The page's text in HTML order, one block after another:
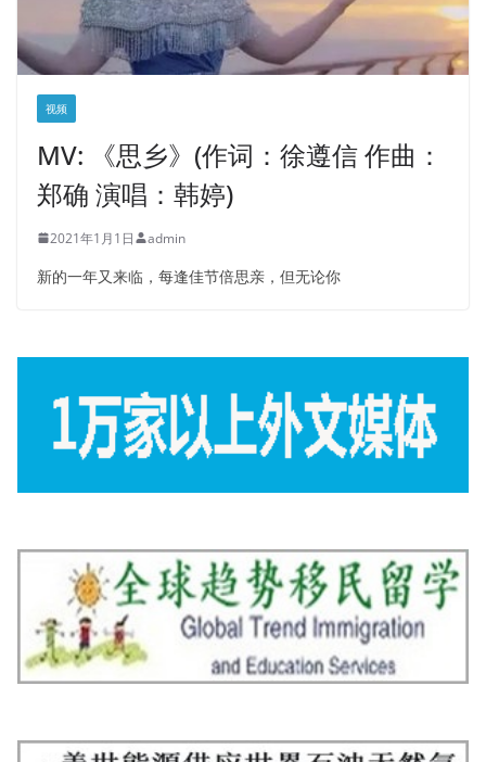
视频
MV: 《思乡》(作词：徐遵信 作曲：
郑确 演唱：韩婷)
2021年1月1日 admin
新的一年又来临，每逢佳节倍思亲，但无论你